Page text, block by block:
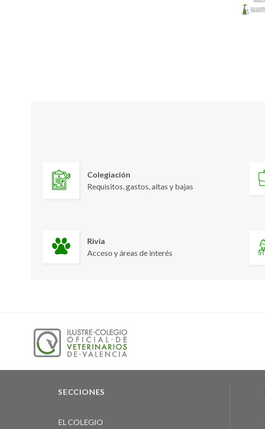
Colegiación
Requisitos, gastos, altas y bajas
Rivia
Acceso y áreas de interés
SECCIONES
EL COLEGIO